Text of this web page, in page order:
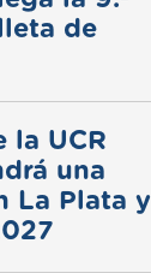
de
la UCR
una
La Plata y